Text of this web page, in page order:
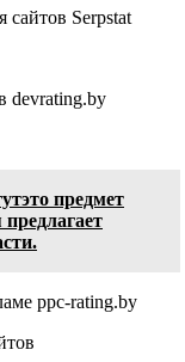
предмет